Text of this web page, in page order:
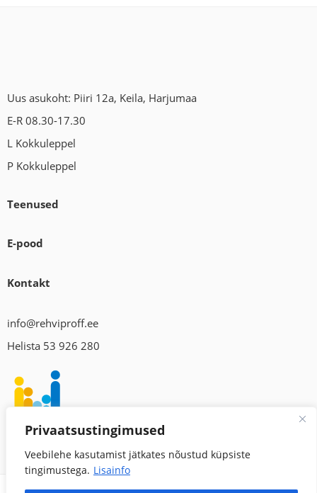
Privaatsustingimused
Veebilehe kasutamist jätkates nõustud küpsiste
tingimustega. Lisainfo
Uus asukoht: Piiri 12a, Keila, Harjumaa
E-R 08.30-17.30
L Kokkuleppel
P Kokkuleppel
Teenused
E-pood
Kontakt
info@rehviproff.ee
Helista 53 926 280